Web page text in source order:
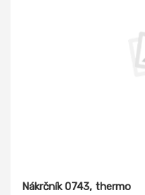
Nákrčník 0743, thermo